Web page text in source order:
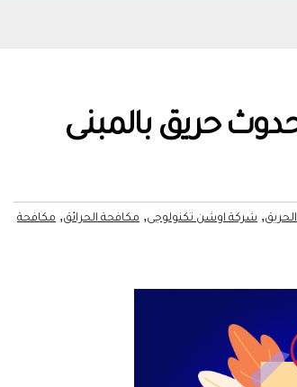
حريق بالمبنى
, شركة اوشن تكنولوجى, مكافحة الحرائق, مكافحة